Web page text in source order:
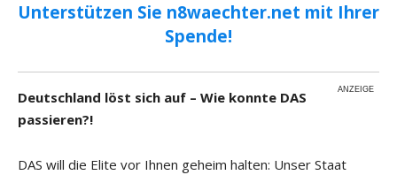
Unterstützen Sie n8waechter.net mit Ihrer
Spende!
ANZEIGE
Deutschland löst sich auf – Wie konnte DAS
passieren?!
DAS will die Elite vor Ihnen geheim halten: Unser Staat